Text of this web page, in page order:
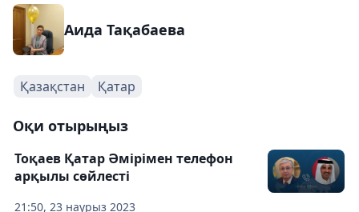
Аида Тақабаева
Қазақстан Қатар
Оқи отырыңыз
21:50, 23 наурыз 2023
Тоқаев Қатар Әмірімен телефон
арқылы сөйлесті